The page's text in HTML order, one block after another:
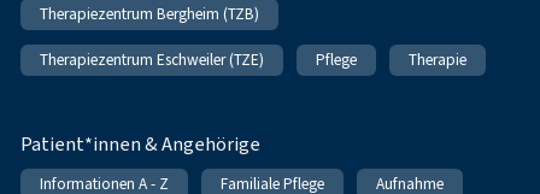
Therapiezentrum Bergheim (TZB)
Therapiezentrum Eschweiler (TZE) Pflege Therapie
Patient*innen & Angehörige
Informationen A - Z Familiale Pflege Aufnahme